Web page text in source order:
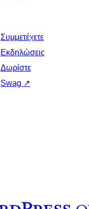
Συμμετέχετε
Εκδηλώσεις
Δωρίστε
Swag ↗